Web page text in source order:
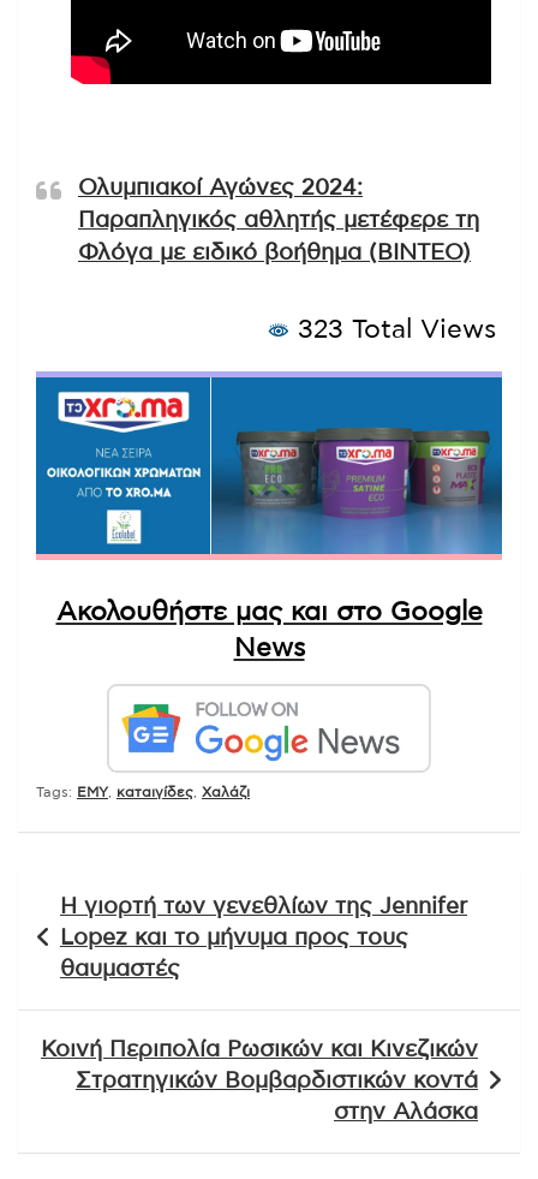
Ολυμπιακοί Αγώνες 2024:
Παραπληγικός αθλητής μετέφερε τη
Φλόγα με ειδικό βοήθημα (ΒΙΝΤΕΟ)
323 Total Views
Ακολουθήστε μας και στο Google
News
Tags: ΕΜΥ, καταιγίδες Χαλάζι
άρθρων
Η γιορτή των γενεθλίων της Jennifer
Lopez και το μήνυμα προς τους
θαυμαστές
Κοινή Περιπολία Ρωσικών και Κινεζικών
Στρατηγικών Βομβαρδιστικών κοντά
στην Αλάσκα